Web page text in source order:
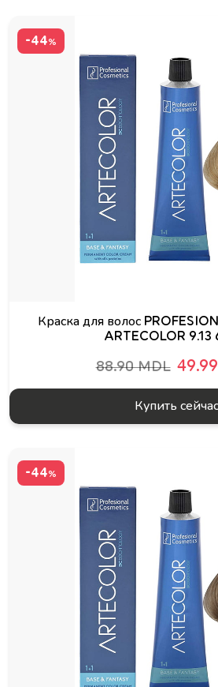
-44%
Краска для волос
ARTECOLOR 9.13
88.90 MDL
Купить сейчас
-44%